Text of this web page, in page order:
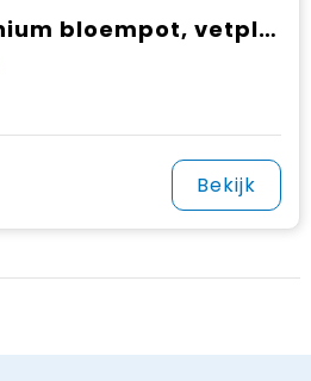
Hey Pots aluminium bloempot, vetplant
Bekijk